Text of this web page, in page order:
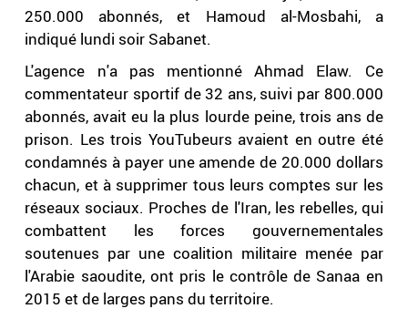
250.000 abonnés, et Hamoud al-Mosbahi, a
indiqué lundi soir Sabanet.
L'agence n'a pas mentionné Ahmad Elaw. Ce
commentateur sportif de 32 ans, suivi par 800.000
abonnés, avait eu la plus lourde peine, trois ans de
prison. Les trois YouTubeurs avaient en outre été
condamnés à payer une amende de 20.000 dollars
chacun, et à supprimer tous leurs comptes sur les
réseaux sociaux. Proches de l'Iran, les rebelles, qui
combattent les forces gouvernementales
soutenues par une coalition militaire menée par
l'Arabie saoudite, ont pris le contrôle de Sanaa en
2015 et de larges pans du territoire.